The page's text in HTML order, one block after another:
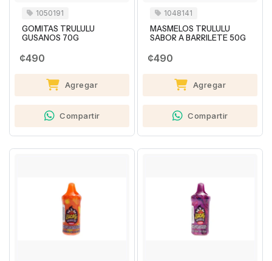
1050191
GOMITAS TRULULU
GUSANOS 70G
¢490
Agregar
Compartir
1048141
MASMELOS TRULULU
SABOR A BARRILETE 50G
¢490
Agregar
Compartir